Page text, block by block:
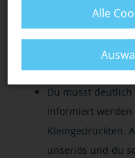
Grundsätzlich
Lockbegriffen wie
kostenpflichtige
Du musst
informiert
Kleingedruckten.
unseriös und du
Alle